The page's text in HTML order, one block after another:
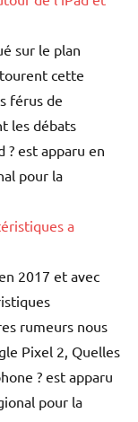
sur le plan
cette
férus de
les débats
? est apparu en
pour la
a
2017 et avec
rumeurs nous
Pixel 2, Quelles
? est apparu
pour la